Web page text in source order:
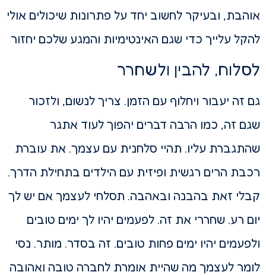
אוהבת, ובעיקר לחשוב יחד על פתרונות שיכולים אולי
להקל עלייך כדי שגם האינטימיות והמגע שלכם יחזור
לסלוח, להבין ולשחרר
גם זה יעבור ויחלוף עם הזמן. צריך לנשום, ולזכור
שגם זה, כמו הרבה דברים יהפוך לעוד אתגר
שהתגברת עליו. תהיי סלחנית עם עצמך. את עוברת
רכבת הרים רגשית ופיזית עם הילדים בתחילת הדרך.
קבלי זאת בהבנה ובאהבה. תסלחי לעצמך אם יש לך
יום רע. שחררי את זה. לפעמים יהיו לך ימים טובים
ולפעמים יהיו ימים פחות טובים. זה בסדר. מותר. נסי
לומר לעצמך מה שהיית אומרת לחברה טובה ואהובה